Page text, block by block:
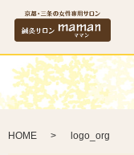
HOME logo_org